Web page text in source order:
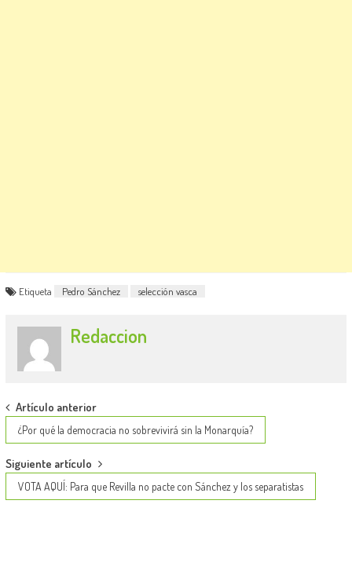
Etiqueta Pedro Sánchez selección vasca
Redaccion
Post
navigation
Artículo anterior
¿Por qué la democracia no sobrevivirá sin la Monarquía?
Siguiente artículo
VOTA AQUÍ: Para que Revilla no pacte con Sánchez y los separatistas